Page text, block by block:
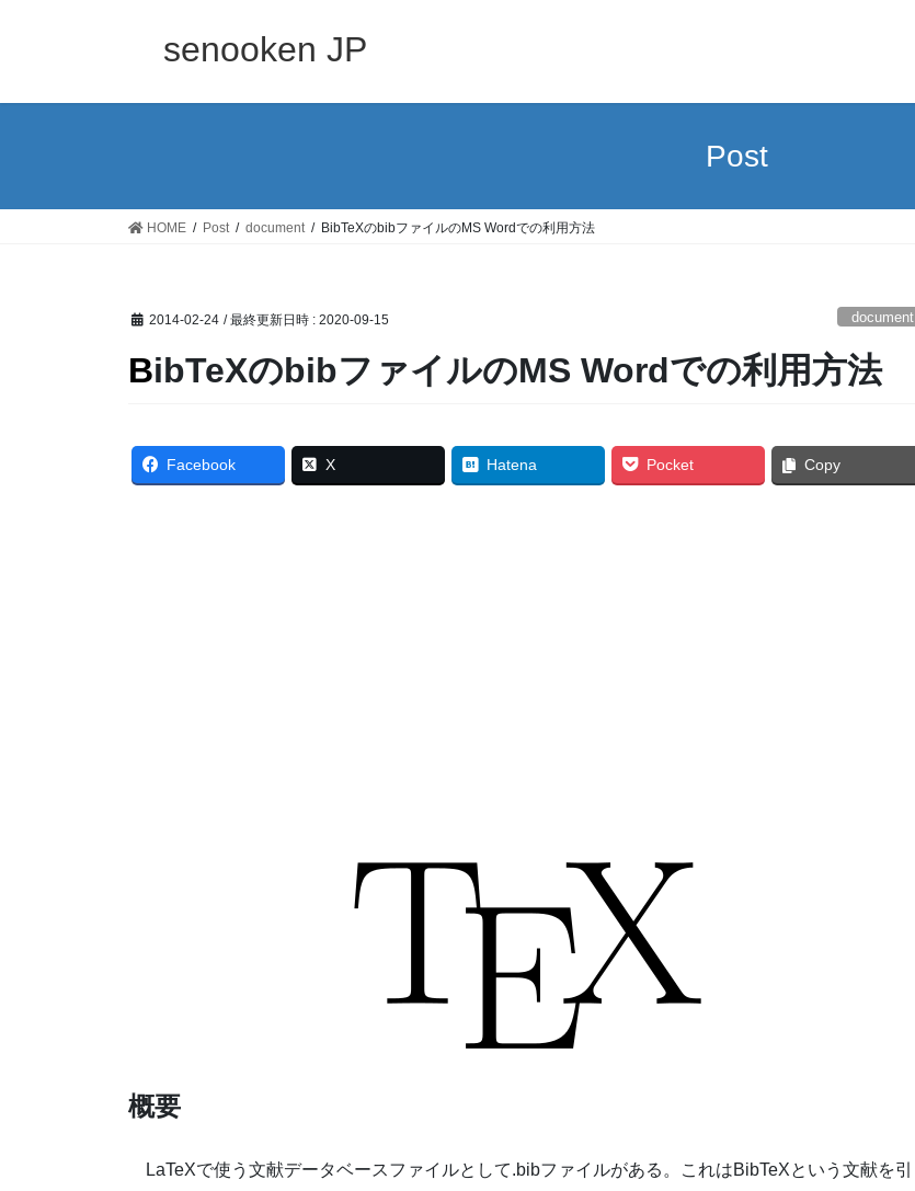
senooken JP
Post
HOME Post document BibTeXのbibファイルのMS Wordでの利用方法
2014-02-24 / 最終更新日時 : 2020-09-15 document
BibTeXのbibファイルのMS Wordでの利用方法
Facebook X Hatena Pocket Copy
概要
LaTeXで使う文献データベースファイルとして.bibファイルがある。これはBibTeXという文献を引